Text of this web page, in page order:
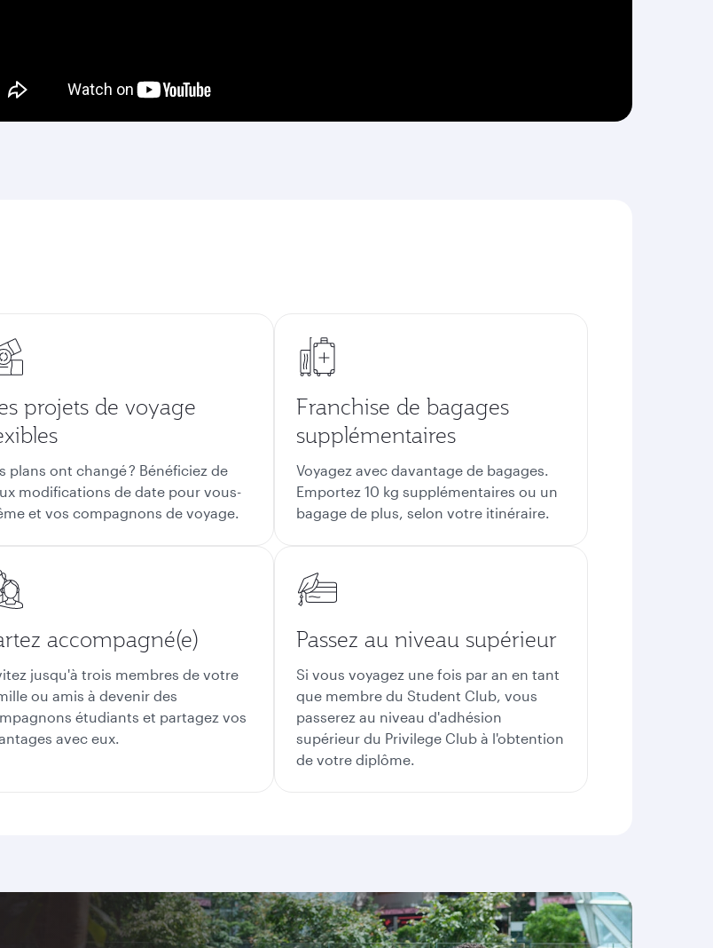
projets de voyage
plans ont changé ? Bénéficiez de
modifications de date pour vous-
et vos compagnons de voyage.
Franchise de bagages
supplémentaires
Voyagez avec davantage de bagages.
Emportez 10 kg supplémentaires ou un
bagage de plus, selon votre itinéraire.
accompagné(e)
jusqu'à trois membres de votre
ou amis à devenir des
étudiants et partagez vos
avec eux.
Passez au niveau supérieur
Si vous voyagez une fois par an en tant
que membre du Student Club, vous
passerez au niveau d'adhésion
supérieur du Privilege Club à l'obtention
de votre diplôme.